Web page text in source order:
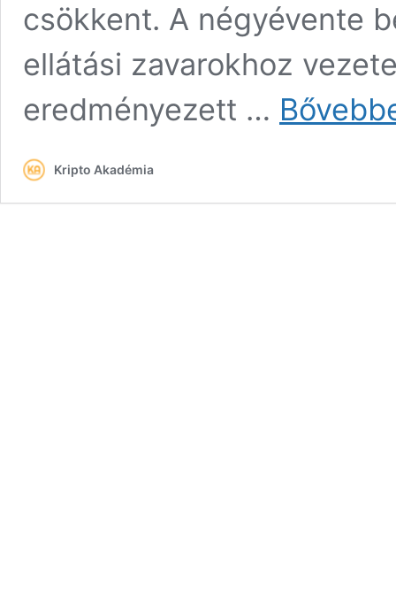
csökkent. A négyévente
ellátási zavarokhoz
eredményezett …
Kripto Akadémia